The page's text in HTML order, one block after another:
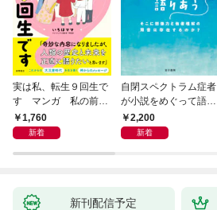
実は私、転生９回生で
す マンガ 私の前世
物語1,760
新着
自閉スペクトラム症者
が小説をめぐって語り
あう2,200
新着
新刊配信予定